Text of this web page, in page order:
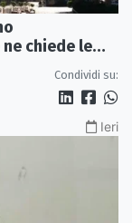
chiede le
Condividi su:
Ieri